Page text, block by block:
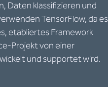
Daten klassifizieren und
TensorFlow, da es
etabliertes Framework
Projekt von einer
und supportet wird.